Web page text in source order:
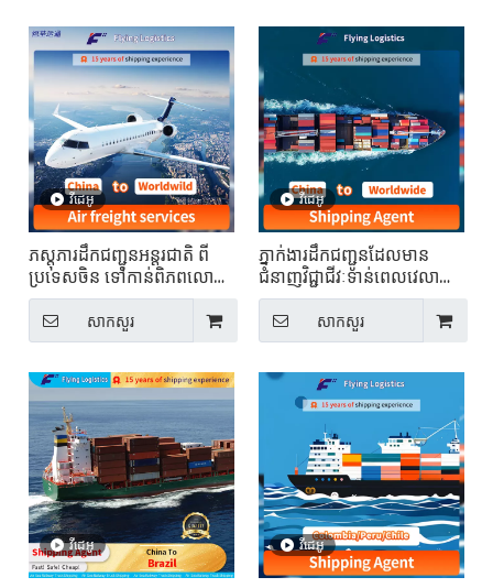
វីដេអូ
ភស្តុភារដឹកជញ្ជូនអន្តរជាតិ ពី
ប្រទេសចិន ទៅកាន់ពិភពលោក
ទ្វារដល់ទ្វារ ភស្តុភារ
សាកសួរ
វីដេអូ
ភ្នាក់ងារដឹកជញ្ជូនដែលមាន
ជំនាញវិជ្ជាជីវៈទាន់ពេលវេលា
សេវាកម្មដឹកជញ្ជូនកុងតឺន័រ
តម្លៃថោក ដឹកជញ្ជូនទៅកាន់ទូ
ទាំងពិភពលោក
សាកសួរ
វីដេអូ វីដេអូ